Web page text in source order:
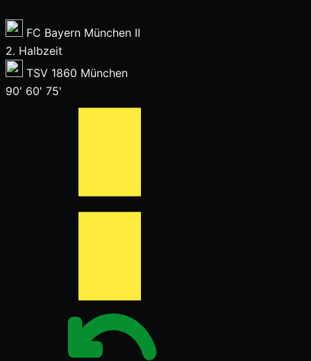
FC Bayern München II
2. Halbzeit
TSV 1860 München
90' 60' 75'